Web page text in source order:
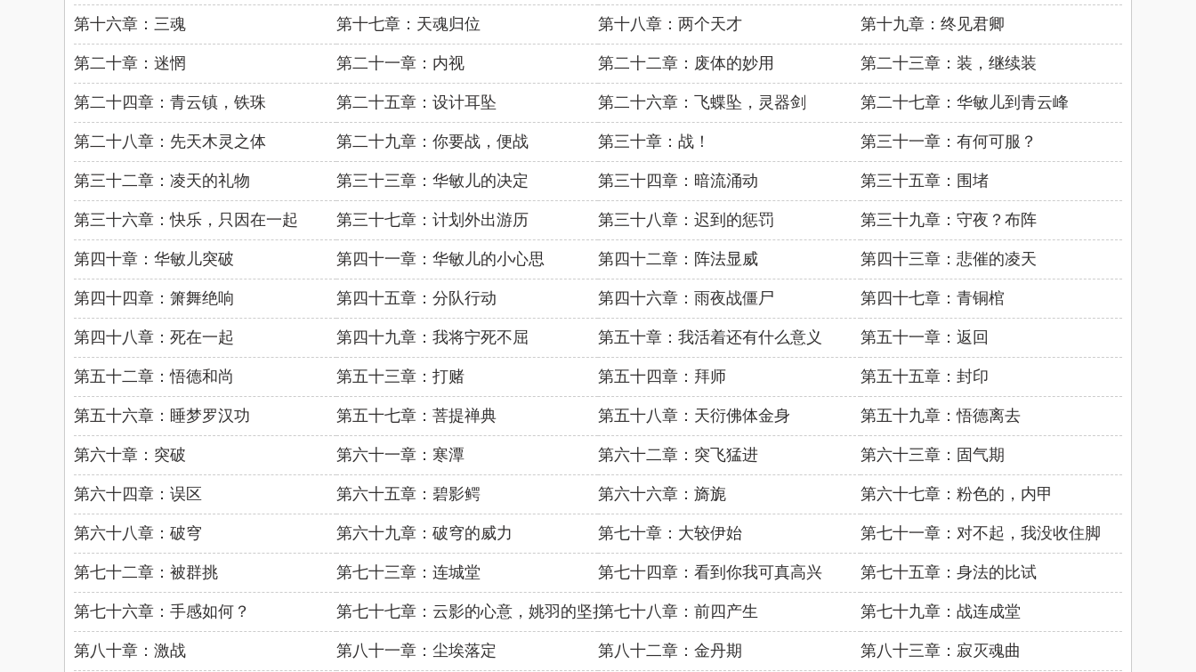
第十六章：三魂 第十七章：天魂归位 第十八章：两个天才 第十九章：终见君卿
第二十章：迷惘 第二十一章：内视 第二十二章：废体的妙用 第二十三章：装，继续装
第二十四章：青云镇，铁珠 第二十五章：设计耳坠 第二十六章：飞蝶坠，灵器剑 第二十七章：华敏儿到青云峰
第二十八章：先天木灵之体 第二十九章：你要战，便战 第三十章：战！ 第三十一章：有何可服？
第三十二章：凌天的礼物 第三十三章：华敏儿的决定 第三十四章：暗流涌动 第三十五章：围堵
第三十六章：快乐，只因在一起 第三十七章：计划外出游历 第三十八章：迟到的惩罚 第三十九章：守夜？布阵
第四十章：华敏儿突破 第四十一章：华敏儿的小心思 第四十二章：阵法显威 第四十三章：悲催的凌天
第四十四章：箫舞绝响 第四十五章：分队行动 第四十六章：雨夜战僵尸 第四十七章：青铜棺
第四十八章：死在一起 第四十九章：我将宁死不屈 第五十章：我活着还有什么意义 第五十一章：返回
第五十二章：悟德和尚 第五十三章：打赌 第五十四章：拜师 第五十五章：封印
第五十六章：睡梦罗汉功 第五十七章：菩提禅典 第五十八章：天衍佛体金身 第五十九章：悟德离去
第六十章：突破 第六十一章：寒潭 第六十二章：突飞猛进 第六十三章：固气期
第六十四章：误区 第六十五章：碧影鳄 第六十六章：旖旎 第六十七章：粉色的，内甲
第六十八章：破穹 第六十九章：破穹的威力 第七十章：大较伊始 第七十一章：对不起，我没收住脚
第七十二章：被群挑 第七十三章：连城堂 第七十四章：看到你我可真高兴 第七十五章：身法的比试
第七十六章：手感如何？ 第七十七章：云影的心意，姚羽的坚持第七十八章：前四产生 第七十九章：战连成堂
第八十章：激战 第八十一章：尘埃落定 第八十二章：金丹期 第八十三章：寂灭魂曲